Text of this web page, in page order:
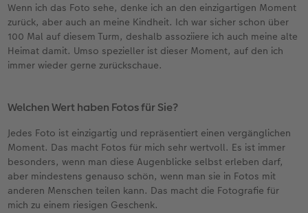
Wenn ich das Foto sehe, denke ich an den einzigartigen Moment
zurück, aber auch an meine Kindheit. Ich war sicher schon über
100 Mal auf diesem Turm, deshalb assoziiere ich auch meine alte
Heimat damit. Umso spezieller ist dieser Moment, auf den ich
immer wieder gerne zurückschaue.
Welchen Wert haben Fotos für Sie?
Jedes Foto ist einzigartig und repräsentiert einen vergänglichen
Moment. Das macht Fotos für mich sehr wertvoll. Es ist immer
besonders, wenn man diese Augenblicke selbst erleben darf,
aber mindestens genauso schön, wenn man sie in Fotos mit
anderen Menschen teilen kann. Das macht die Fotografie für
mich zu einem riesigen Geschenk.